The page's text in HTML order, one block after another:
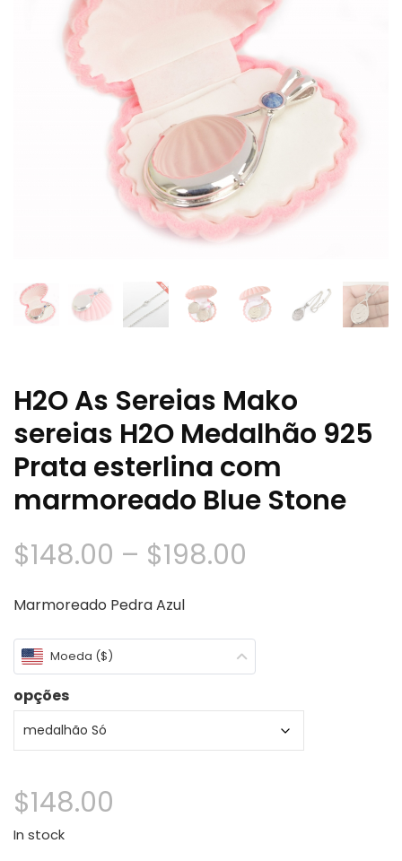
H2O As Sereias Mako
sereias H2O Medalhão 925
Prata esterlina com
marmoreado Blue Stone
$148.00 – $198.00
preço:
$148.00
através
$198.00
Marmoreado Pedra Azul
Moeda ($)
opções
$148.00
In stock